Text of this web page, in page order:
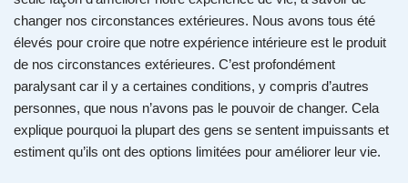
changer nos circonstances extérieures. Nous avons tous été
élevés pour croire que notre expérience intérieure est le produit
de nos circonstances extérieures. C’est profondément
paralysant car il y a certaines conditions, y compris d’autres
personnes, que nous n’avons pas le pouvoir de changer. Cela
explique pourquoi la plupart des gens se sentent impuissants et
estiment qu’ils ont des options limitées pour améliorer leur vie.